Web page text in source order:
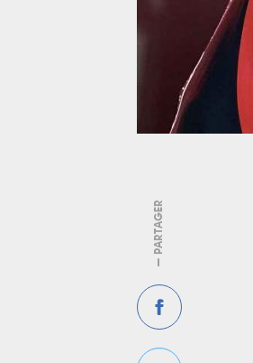
— PARTAGER